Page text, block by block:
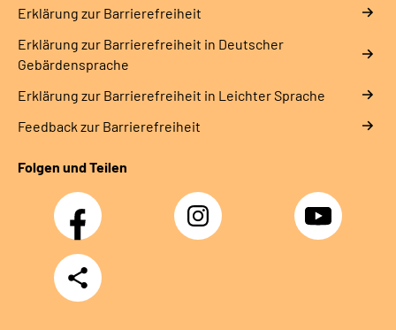
Erklärung zur Barrierefreiheit
Erklärung zur Barrierefreiheit in Deutscher
Gebärdensprache
Erklärung zur Barrierefreiheit in Leichter Sprache
Feedback zur Barrierefreiheit
Folgen und Teilen
Facebook Instagram YouTube
Teilen